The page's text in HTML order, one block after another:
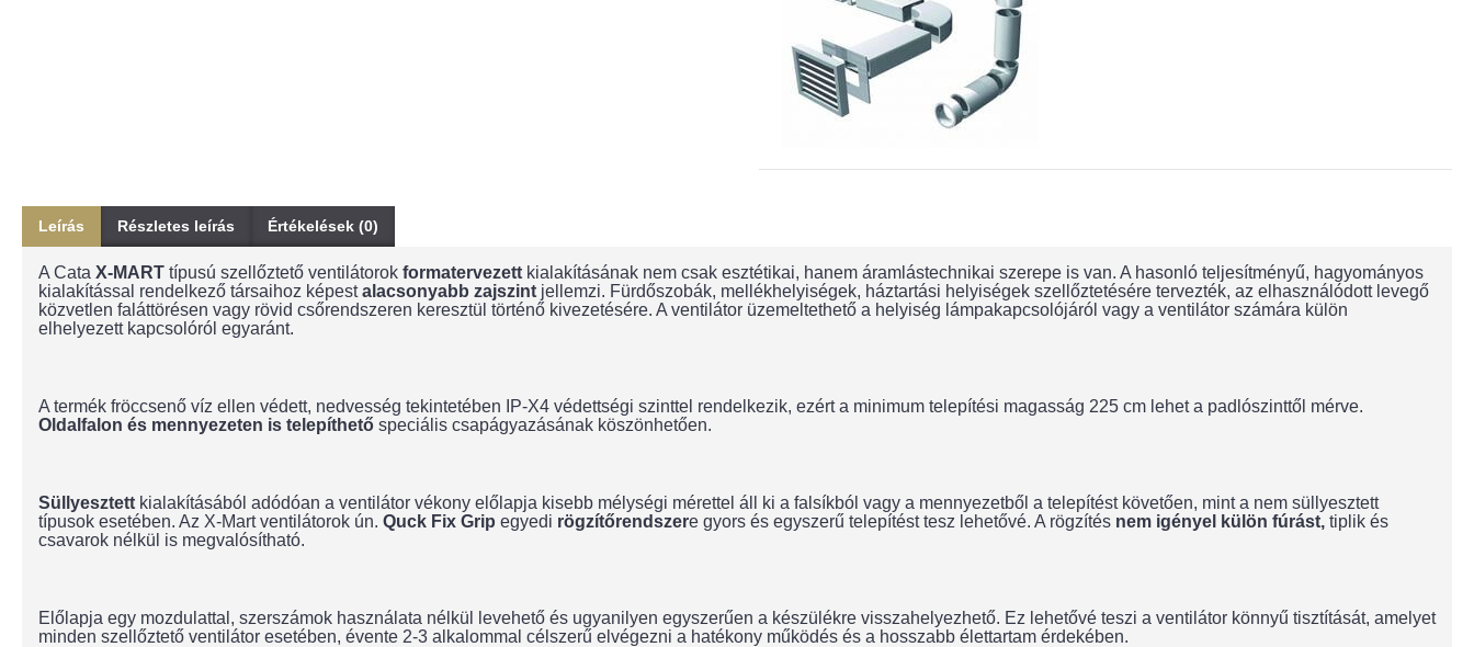
Leírás Részletes leírás Értékelések (0)
A Cata X-MART típusú szellőztető ventilátorok formatervezett kialakításának nem csak esztétikai, hanem áramlástechnikai szerepe is van. A hasonló teljesítményű, hagyományos
kialakítással rendelkező társaihoz képestalacsonyabb zajszint jellemzi. Fürdőszobák, mellékhelyiségek, háztartási helyiségek szellőztetésére tervezték, az elhasználódott levegő
közvetlen faláttörésen vagy rövid csőrendszeren keresztül történő kivezetésére. A ventilátor üzemeltethető a helyiség lámpakapcsolójáról vagy a ventilátor számára külön
elhelyezett kapcsolóról egyaránt.
A termék fröccsenő víz ellen védett, nedvesség tekintetében IP-X4 védettségi szinttel rendelkezik, ezért a minimum telepítési magasság 225 cm lehet a padlószinttől mérve.
Oldalfalon és mennyezeten is telepíthető speciális csapágyazásának köszönhetően.
Süllyesztett kialakításából adódóan a ventilátor vékony előlapja kisebb mélységi mérettel áll ki a falsíkból vagy a mennyezetből a telepítést követően, mint a nem süllyesztett
típusok esetében. Az X-Mart ventilátorok ún. Quck Fix Grip egyedi rögzítőrendszere gyors és egyszerű telepítést tesz lehetővé. A rögzítés nem igényel külön fúrást, tiplik és
csavarok nélkül is megvalósítható.
Előlapja egy mozdulattal, szerszámok használata nélkül levehető és ugyanilyen egyszerűen a készülékre visszahelyezhető. Ez lehetővé teszi a ventilátor könnyű tisztítását, amelyet
minden szellőztető ventilátor esetében, évente 2-3 alkalommal célszerű elvégezni a hatékony működés és a hosszabb élettartam érdekében.